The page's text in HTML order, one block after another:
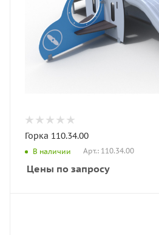
Горка 110.34.00
В наличии Арт.: 110.34.00
Цены по запросу